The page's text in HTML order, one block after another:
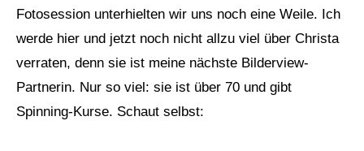
Fotosession unterhielten wir uns noch eine Weile. Ich
werde hier und jetzt noch nicht allzu viel über Christa
verraten, denn sie ist meine nächste Bilderview-
Partnerin. Nur so viel: sie ist über 70 und gibt
Spinning-Kurse. Schaut selbst: